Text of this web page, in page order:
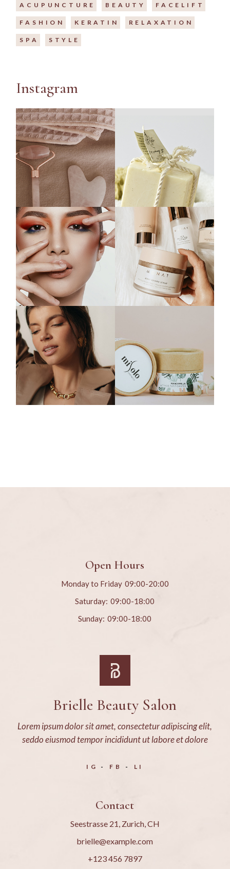
ACUPUNCTURE BEAUTY FACELIFT
FASHION KERATIN RELAXATION
SPA STYLE
Instagram
Open Hours
Monday to Friday 09:00-20:00
Saturday: 09:00-18:00
Sunday: 09:00-18:00
Brielle Beauty Salon
Lorem ipsum dolor sit amet, consectetur adipiscing elit,
seddo eiusmod tempor incididunt ut labore et dolore
IG FB LI
Contact
Seestrasse 21, Zurich, CH
brielle@example.com
+123 456 7897